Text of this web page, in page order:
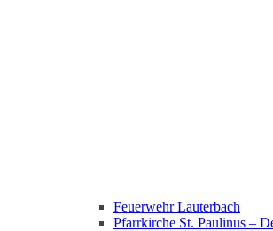
Feuerwehr Lauterbach
Pfarrkirche St. Paulinus –